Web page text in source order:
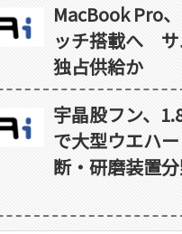
MacBook Pro
ッチ搭載へ サ
独占供給か
宇晶股フン、
で大型ウエハ
断・研磨装置